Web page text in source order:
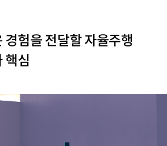
경험을 전달할 자율주행
핵심